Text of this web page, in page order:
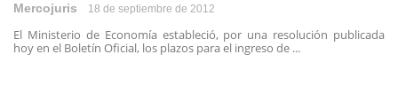
Mercojuris 18 de septiembre de 2012
El Ministerio de Economía estableció, por una resolución publicada
hoy en el Boletín Oficial, los plazos para el ingreso de ...